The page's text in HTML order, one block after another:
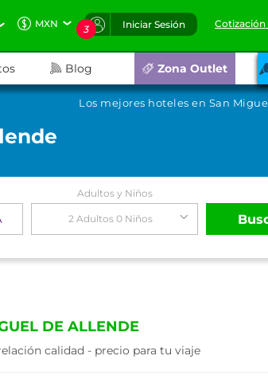
MXN 3 Iniciar Sesión Cotización
Blog Zona Outlet
Los mejores hoteles en San
Adultos y Niños
2 Adultos 0 Niños
DE ALLENDE
calidad - precio para tu viaje